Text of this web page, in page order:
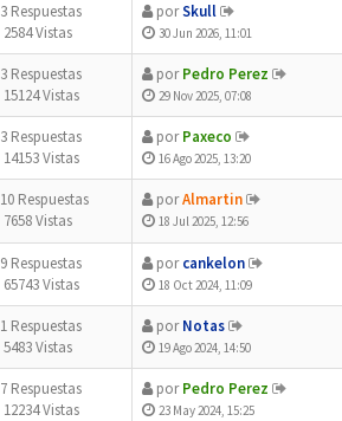
3 Respuestas
2584 Vistas
porSkull
30 Jun 2026, 11:01
3 Respuestas
15124 Vistas
porPedro Perez
29 Nov 2025, 07:08
3 Respuestas
14153 Vistas
porPaxeco
16 Ago 2025, 13:20
10 Respuestas
7658 Vistas
porAlmartin
18 Jul 2025, 12:56
9 Respuestas
65743 Vistas
porcankelon
18 Oct 2024, 11:09
1 Respuestas
5483 Vistas
porNotas
19 Ago 2024, 14:50
7 Respuestas
12234 Vistas
porPedro Perez
23 May 2024, 15:25